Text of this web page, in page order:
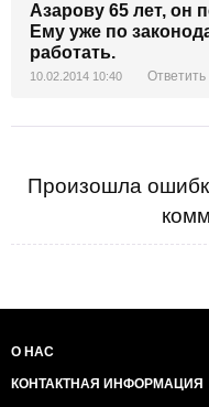
Азарову 65 лет, он
Ему уже по
работать.
10.02.2014 10:40 Ответить
Произошла
О НАС
КОНТАКТНАЯ ИНФОРМАЦИЯ